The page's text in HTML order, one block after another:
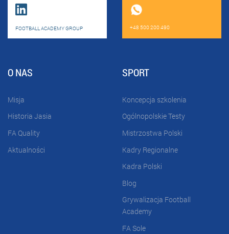
FOOTBALL ACADEMY GROUP +48 500 200 490
O NAS
Misja
Historia Jasia
FA Quality
Aktualności
SPORT
Koncepcja szkolenia
Ogólnopolskie Testy
Mistrzostwa Polski
Kadry Regionalne
Kadra Polski
Blog
Grywalizacja Football
Academy
FA Sole